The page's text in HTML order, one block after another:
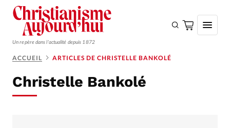
Un repère dans l'actualité depuis 1872
Monde
ACCUEIL ARTICLES DE CHRISTELLE BANKOLÉ
Christelle Bankolé